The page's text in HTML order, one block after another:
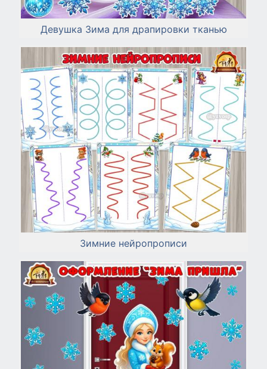
Девушка Зима для драпировки тканью
Зимние нейропрописи